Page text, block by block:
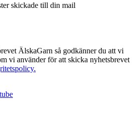
skickade till din mail
ÄlskaGarn så godkänner du att vi
vi använder för att skicka nyhetsbrevet